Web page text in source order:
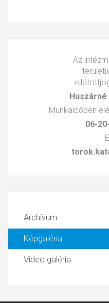
Az
Munkaidőben
06-
Archívum
Képgaléria
Video galéria